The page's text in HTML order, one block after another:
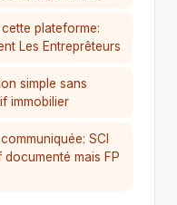
plateforme:
Les Entreprêteurs
simple sans
immobilier
SCI
mais FP